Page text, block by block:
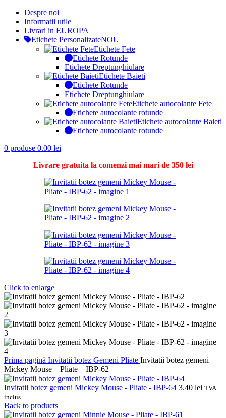
Despre noi
Informatii utile
Livrari in EUROPA
Etichete PersonalizateNOU
Etichete Fete
Etichete Rotunde
Etichete Dreptunghiulare
Etichete Baieti
Etichete Rotunde
Etichete Dreptunghiulare
Etichete autocolante Fete
Etichete autocolante rotunde
Etichete autocolante Baieti
Etichete autocolante rotunde
0 produse 0.00 lei
Livrare gratuita la comenzi mai mari de 350 lei
Click to enlarge
Prima pagină Invitatii botez Gemeni Pliate Invitatii botez gemeni
Mickey Mouse – Pliate – IBP-62
Invitatii botez gemeni Mickey Mouse - Pliate - IBP-64 3.40 lei TVA
inclus
Back to products